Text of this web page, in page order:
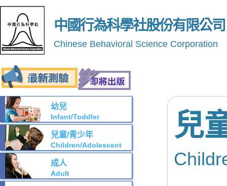
中國行為科學社股份有限公司
Chinese Behavioral Science Corporation
兒
幼兒
Infant/Toddler
兒童/青少年
Children/Adolescent
成人
Adult